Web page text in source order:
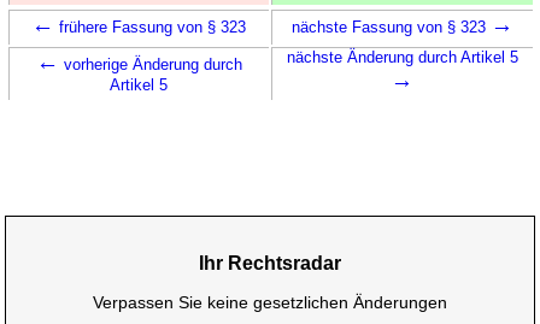
← frühere Fassung von § 323 nächste Fassung von § 323 →
← vorherige Änderung durch
Artikel 5
nächste Änderung durch Artikel 5
→
Ihr Rechtsradar
Verpassen Sie keine gesetzlichen Änderungen